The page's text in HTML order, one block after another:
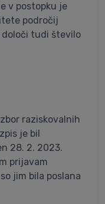
v postopku je
področij
določi tudi število
raziskovalnih
je bil
28. 2. 2023.
prijavam
jim bila poslana